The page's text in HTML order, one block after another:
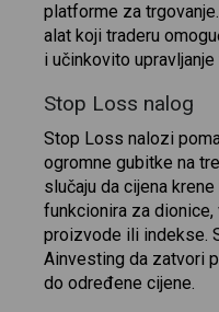
platforme za
alat koji traderu
i učinkovito
Stop Loss nalog
Stop Loss nalozi
ogromne gubitke na
slučaju da cijena
funkcionira za
proizvode ili indekse.
Ainvesting da zatvori
do određene cijene.